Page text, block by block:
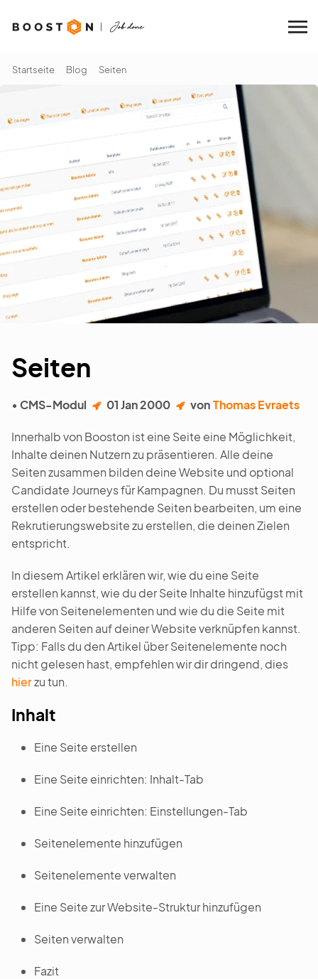
Startseite Blog Seiten
Seiten
• CMS-Modul 01 Jan 2000 vonThomas Evraets
Innerhalb von Booston ist eine Seite eine Möglichkeit,
Inhalte deinen Nutzern zu präsentieren. Alle deine
Seiten zusammen bilden deine Website und optional
Candidate Journeys für Kampagnen. Du musst Seiten
erstellen oder bestehende Seiten bearbeiten, um eine
Rekrutierungswebsite zu erstellen, die deinen Zielen
entspricht.
In diesem Artikel erklären wir, wie du eine Seite
erstellen kannst, wie du der Seite Inhalte hinzufügst mit
Hilfe von Seitenelementen und wie du die Seite mit
anderen Seiten auf deiner Website verknüpfen kannst.
Tipp: Falls du den Artikel über Seitenelemente noch
nicht gelesen hast, empfehlen wir dir dringend, dies
hierzu tun.
Inhalt
Eine Seite erstellen
Eine Seite einrichten: Inhalt-Tab
Eine Seite einrichten: Einstellungen-Tab
Seitenelemente hinzufügen
Seitenelemente verwalten
Eine Seite zur Website-Struktur hinzufügen
Seiten verwalten
Fazit